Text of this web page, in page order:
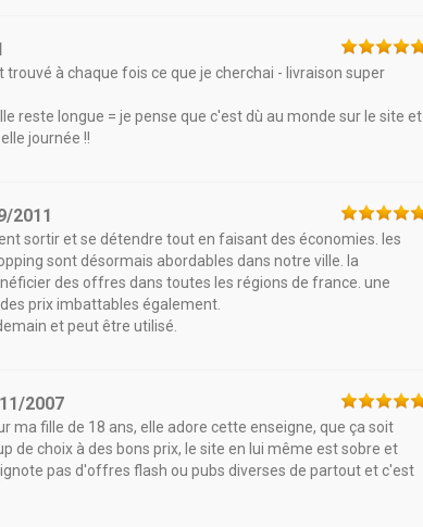
à chaque fois ce que je cherchai - livraison super
reste longue = je pense que c'est dù au monde sur le site et
journée !!
2011
sortir et se détendre tout en faisant des économies. les
sont désormais abordables dans notre ville. la
des offres dans toutes les régions de france. une
prix imbattables également.
et peut être utilisé.
2007
fille de 18 ans, elle adore cette enseigne, que ça soit
de choix à des bons prix, le site en lui même est sobre et
pas d'offres flash ou pubs diverses de partout et c'est